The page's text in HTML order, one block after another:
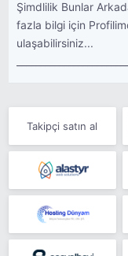
Şimdlilik Bunlar
fazla bilgi için
ulaşabilirsiniz...
Takipçi satın al